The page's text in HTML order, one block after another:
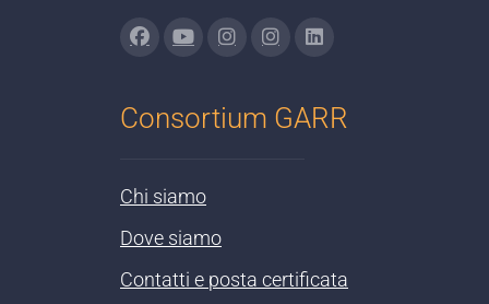
Consortium GARR
Chi siamo
Dove siamo
Contatti e posta certificata